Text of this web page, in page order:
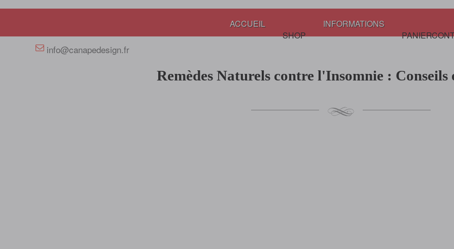
info@canapedesign.fr
ACCUEIL
SHOP
INFORMATIONS
PANIER
Remèdes Naturels contre l'Insomnie : Conseils